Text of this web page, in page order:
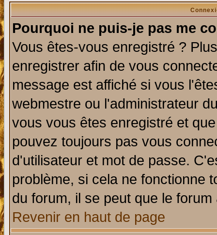
Pourquoi ne puis-je pas me
Vous êtes-vous enregistré ?
enregistrer afin de vous
message est affiché si vous
webmestre ou l'administrateur
vous vous êtes enregistré et
pouvez toujours pas vous
d'utilisateur et mot de passe.
problème, si cela ne fonctionne
du forum, il se peut que le
Revenir en haut de page